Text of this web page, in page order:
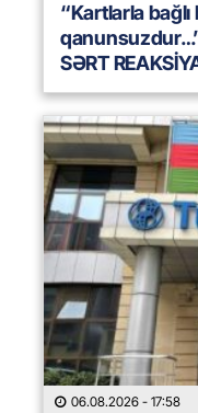
“Kartlarla
SƏRT
06.08.2026 - 17:58